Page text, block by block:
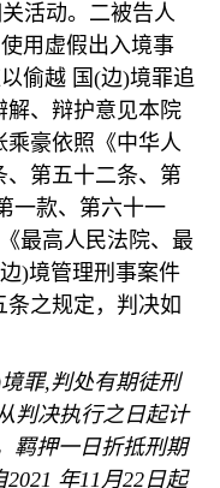
活动。二被告人
用虚假出入境事
偷越 国(边)境罪追
解、辩护意见本院
乘豪依照《中华人
、第五十二条、第
一款、第六十一
《最高人民法院、最
边)境管理刑事案件
之规定，判决如
境罪,判处有期徒刑
判决执行之日起计
羁押一日折抵刑期
2021 年11月22日起